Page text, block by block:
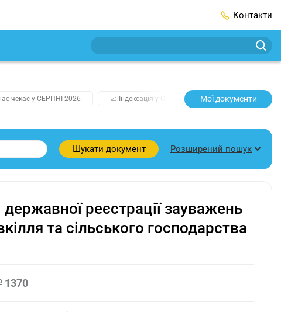
Контакти
чекає у СЕРПНІ 2026 📈 Індексація у СЕРПНІ 2️⃣0️⃣2️⃣7️⃣ Усі
Мої документи
Шукати документ Розширений пошук
реєстрації зауважень
та сільського господарства
1370